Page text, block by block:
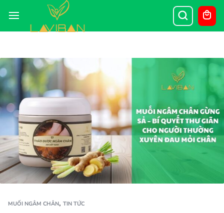
MUỐI NGÂM CHÂN, TIN TỨC